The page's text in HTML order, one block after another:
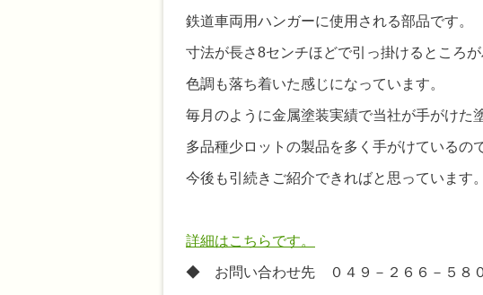
鉄道車両用ハンガーに使用される部品です。
寸法が長さ8センチほどで引っ掛けるところ
色調も落ち着いた感じになっています。
毎月のように金属塗装実績で当社が手がけた
多品種少ロットの製品を多く手がけているの
今後も引続きご紹介できればと思っています。
詳細はこちらです。
◆ お問い合わせ先 ０４９－２６６－５８